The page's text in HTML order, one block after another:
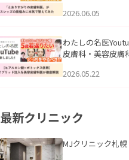
ッズの肌悩みに本
た。
2026.06.05
わたしの名医
皮膚科・美容皮膚
用】ハイブリッド
2026.05.22
最新クリニック
MJクリニック札幌